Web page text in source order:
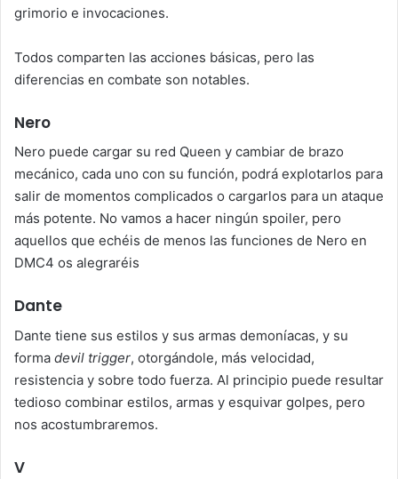
grimorio e invocaciones.
Todos comparten las acciones básicas, pero las
diferencias en combate son notables.
Nero
Nero puede cargar su red Queen y cambiar de brazo
mecánico, cada uno con su función, podrá explotarlos para
salir de momentos complicados o cargarlos para un ataque
más potente. No vamos a hacer ningún spoiler, pero
aquellos que echéis de menos las funciones de Nero en
DMC4 os alegraréis
Dante
Dante tiene sus estilos y sus armas demoníacas, y su
forma devil trigger, otorgándole, más velocidad,
resistencia y sobre todo fuerza. Al principio puede resultar
tedioso combinar estilos, armas y esquivar golpes, pero
nos acostumbraremos.
V